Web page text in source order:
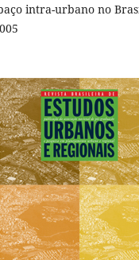
intra-urbano no